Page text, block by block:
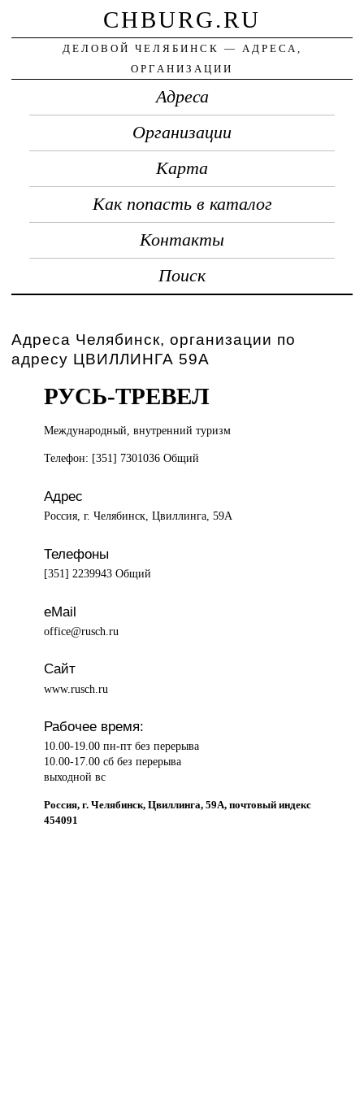
CHBURG.RU
ДЕЛОВОЙ ЧЕЛЯБИНСК — АДРЕСА,
ОРГАНИЗАЦИИ
Адреса
Организации
Карта
Как попасть в каталог
Контакты
Поиск
Адреса Челябинск, организации по
адресу ЦВИЛЛИНГА 59А
РУСЬ-ТРЕВЕЛ
Международный, внутреннийтуризм
Телефон: [351] 7301036 Общий
Адрес
Россия, г. Челябинск, Цвиллинга, 59А
Телефоны
[351] 2239943 Общий
eMail
office@rusch.ru
Сайт
www.rusch.ru
Рабочее время:
10.00-19.00 пн-пт без перерыва
10.00-17.00 сб без перерыва
выходной вс
Россия, г. Челябинск, Цвиллинга, 59А, почтовый индекс
454091